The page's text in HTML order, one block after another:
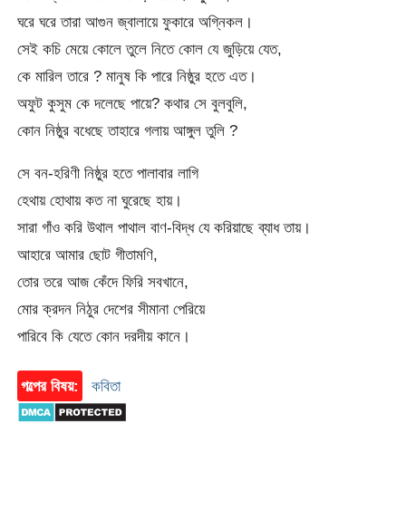
ঘরে ঘরে তারা আগুন জ্বালায়ে ফুকারে অগ্নিকল।
সেই কচি মেয়ে কোলে তুলে নিতে কোল যে জুড়িয়ে যেত,
কে মারিল তারে ? মানুষ কি পারে নিষ্ঠুর হতে এত।
অফুট কুসুম কে দলেছে পায়ে? কথার সে বুলবুলি,
কোন নিষ্ঠুর বধেছে তাহারে গলায় আঙ্গুল তুলি ?
সে বন-হরিণী নিষ্ঠুর হতে পালাবার লাগি
হেথায় হোথায় কত না ঘুরেছে হায়।
সারা গাঁও করি উথাল পাথাল বাণ-বিদ্ধ যে করিয়াছে ব্যাধ তায়।
আহারে আমার ছোট গীতামণি,
তোর তরে আজ কেঁদে ফিরি সবখানে,
মোর ক্রদন নিঠুর দেশের সীমানা পেরিয়ে
পারিবে কি যেতে কোন দরদীয় কানে।
গল্পের বিষয়: কবিতা